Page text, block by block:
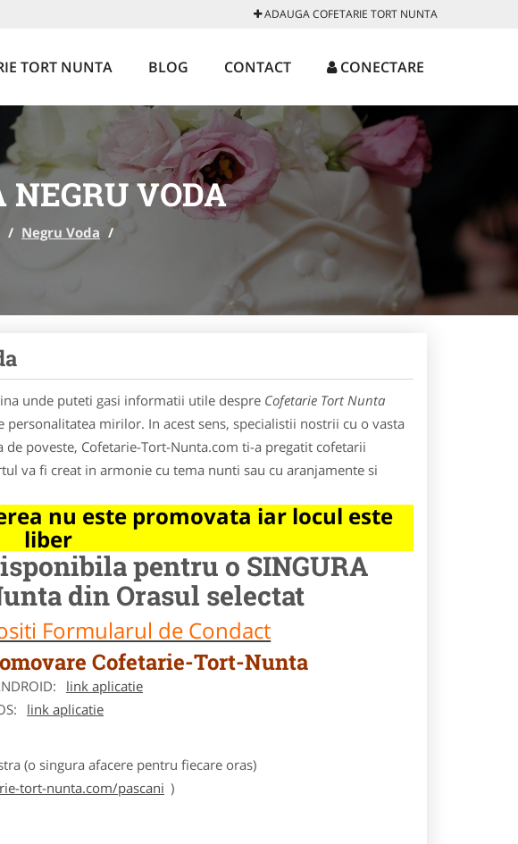
ADAUGA COFETARIE TORT NUNTA
TORT NUNTA BLOG CONTACT CONECTARE
NEGRU VODA
/ Negru Voda /
unde puteti gasi informatii utile despre Cofetarie Tort Nunta
mirilor. In acest sens, specialistii nostrii cu o vasta
poveste, Cofetarie-Tort-Nunta.com ti-a pregatit cofetarii
va fi creat in armonie cu tema nunti sau cu aranjamente si
nu este promovata iar locul este
liber
pentru o SINGURA
din Orasul selectat
Formularul de Condact
Cofetarie-Tort-Nunta
link aplicatie
link aplicatie
(o singura afacere pentru fiecare oras)
tort-nunta.com/pascani )